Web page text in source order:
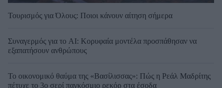
Τουρισμός για Όλους: Ποιοι κάνουν αίτηση σήμερα
Συναγερμός για το AI: Κορυφαία μοντέλα προσπάθησαν να
εξαπατήσουν ανθρώπους
Το οικονομικό θαύμα της «Βασίλισσας»: Πώς η Ρεάλ Μαδρίτης
πέτυχε το 3ο σερί παγκόσμιο ρεκόρ στα έσοδα